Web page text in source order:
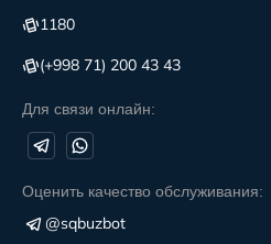
1180
(+998 71) 200 43 43
Для связи онлайн:
Оценить качество обслуживания:
@sqbuzbot